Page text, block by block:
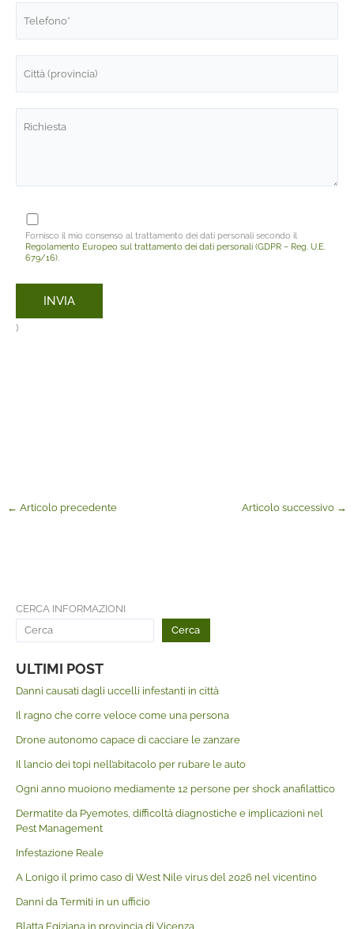
Fornisco il mio consenso al trattamento dei dati personali secondo il
Regolamento Europeo sul trattamento dei dati personali (GDPR – Reg. U.E.
679/16).
)
← Articolo precedente Articolo successivo →
CERCA INFORMAZIONI
Cerca
ULTIMI POST
Danni causati dagli uccelli infestanti in città
Il ragno che corre veloce come una persona
Drone autonomo capace di cacciare le zanzare
Il lancio dei topi nell’abitacolo per rubare le auto
Ogni anno muoiono mediamente 12 persone per shock anafilattico
Dermatite da Pyemotes, difficoltà diagnostiche e implicazioni nel
Pest Management
Infestazione Reale
A Lonigo il primo caso di West Nile virus del 2026 nel vicentino
Danni da Termiti in un ufficio
Blatta Egiziana in provincia di Vicenza